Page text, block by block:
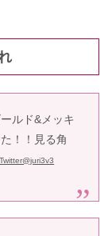
ルド&メッキ
！！見る角
Twitter@juri3v3